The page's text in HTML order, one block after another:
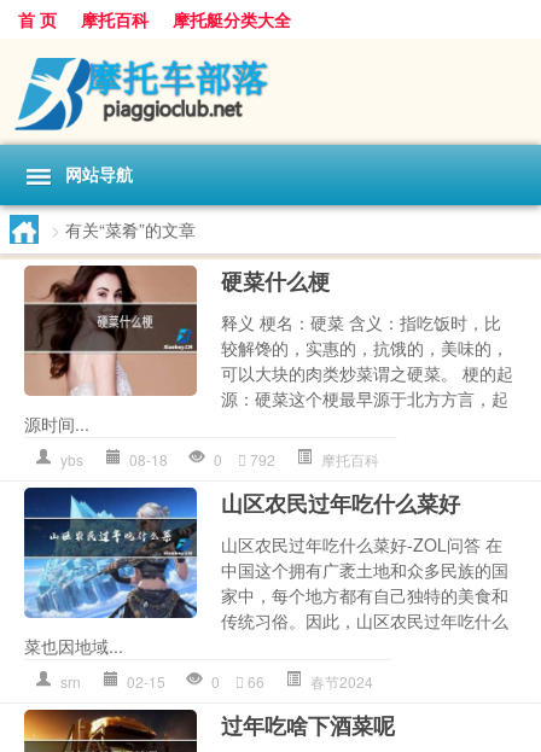
首 页 摩托百科 摩托艇分类大全
网站导航
> 有关“菜肴”的文章
硬菜什么梗
释义 梗名：硬菜 含义：指吃饭时，比
较解馋的，实惠的，抗饿的，美味的，
可以大块的肉类炒菜谓之硬菜。 梗的起
源：硬菜这个梗最早源于北方方言，起
源时间...
ybs 08-18 0 792 摩托百科
山区农民过年吃什么菜好
山区农民过年吃什么菜好-ZOL问答 在
中国这个拥有广袤土地和众多民族的国
家中，每个地方都有自己独特的美食和
传统习俗。因此，山区农民过年吃什么
菜也因地域...
srn 02-15 0 66 春节2024
过年吃啥下酒菜呢